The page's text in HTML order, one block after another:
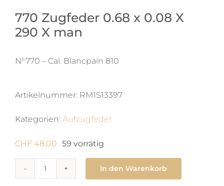
770 Zugfeder 0.68 x 0.08 X
290 X man
N°770 – Cal. Blancpain 810
Artikelnummer: RM1S13397
Kategorien: Aufzugfeder
CHF48,00 59 vorrätig
In den Warenkorb